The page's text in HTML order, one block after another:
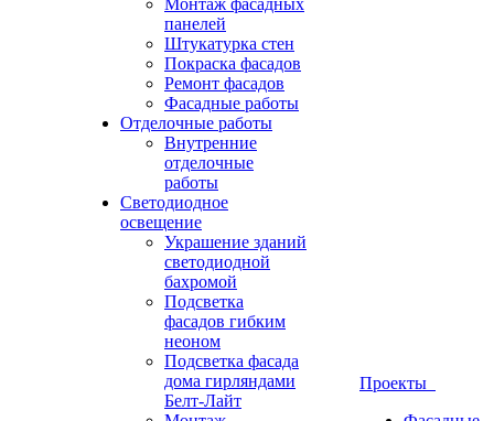
Монтаж фасадных
панелей
Штукатурка стен
Покраска фасадов
Ремонт фасадов
Фасадные работы
Отделочные работы
Внутренние
отделочные
работы
Светодиодное
освещение
Украшение зданий
светодиодной
бахромой
Подсветка
фасадов гибким
неоном
Подсветка фасада
дома гирляндами
Белт-Лайт
Проекты